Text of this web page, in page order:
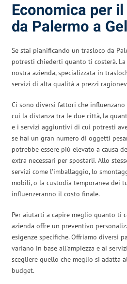
Economica per
da Palermo a
Se stai pianificando un trasloco da
potresti chiederti quanto ti costerà.
nostra azienda, specializzata in
servizi di alta qualità a prezzi
Ci sono diversi fattori che
cui la distanza tra le due città, la
e i servizi aggiuntivi di cui potresti
se hai un gran numero di oggetti
potrebbe essere più elevato a causa
extra necessari per spostarli. Allo
servizi come l’imballaggio, lo
mobili, o la custodia temporanea dei
influenzeranno il costo finale.
Per aiutarti a capire meglio quanto ti
azienda offre un preventivo
esigenze specifiche. Offriamo diversi
variano in base all’ampiezza e ai
scegliere quello che meglio si adatta
budget.